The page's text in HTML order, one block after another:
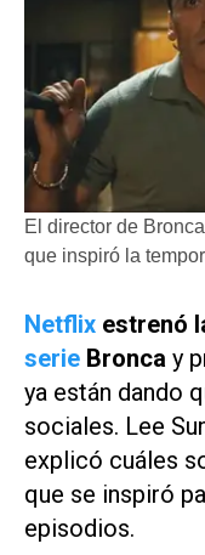
El director de
que inspiró la
Netflix estrenó
serie Bronca y
ya están dando
sociales. Lee
explicó cuáles
que se inspiró
episodios.